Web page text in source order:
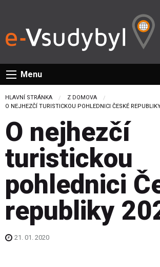
Menu
HLAVNÍ STRÁNKA
Z DOMOVA
CURRENT:
O NEJHEZČÍ TURISTICKOU POHLEDNICI ČESKÉ
O nejhezčí
turistickou
pohlednici
republiky
21. 01. 2020